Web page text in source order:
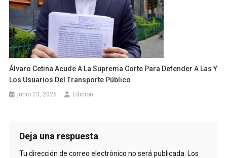
Álvaro Cetina Acude A La Suprema Corte Para Defender A Las Y
Los Usuarios Del Transporte Público
junio 23, 2026 Edicion
Deja una respuesta
Tu dirección de correo electrónico no será publicada. Los